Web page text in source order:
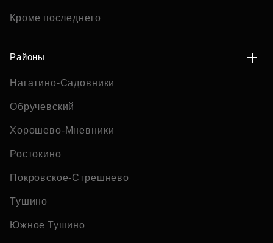
Кроме последнего
Районы
Нагатино-Садовники
Обручевский
Хорошево-Мневники
Ростокино
Покровское-Стрешнево
Тушино
Южное Тушино